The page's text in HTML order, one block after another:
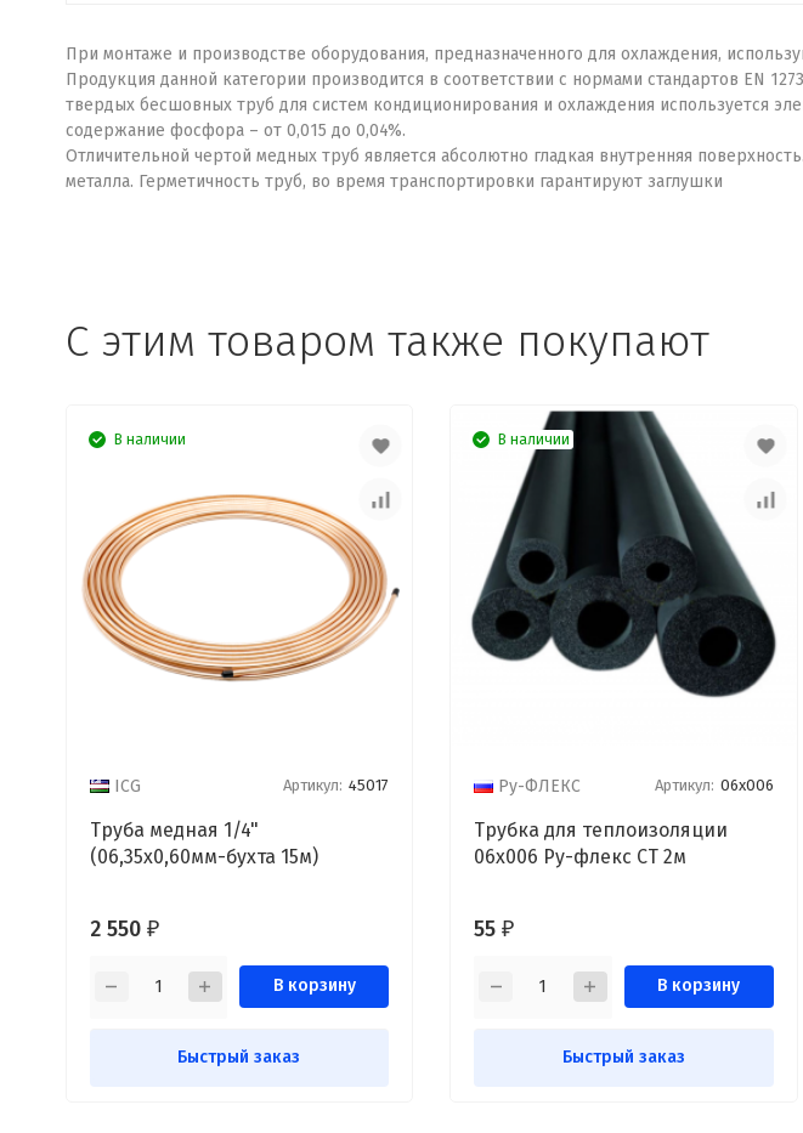
При монтаже и производстве оборудования, предназначенного для охлаждения,
Продукция данной категории производится в соответствии с нормами стандартов EN
твердых бесшовных труб для систем кондиционирования и охлаждения используется
содержание фосфора – от 0,015 до 0,04%.
Отличительной чертой медных труб является абсолютно гладкая внутренняя
металла. Герметичность труб, во время транспортировки гарантируют заглушки
C этим товаром также покупают
В наличии
ICG Артикул: 45017
Труба медная 1/4"
(06,35х0,60мм-бухта 15м)
2 550 ₽
В корзину
Быстрый заказ
В наличии
Ру-ФЛЕКС Артикул: 06х006
Трубка для теплоизоляции
06х006 Ру-флекс СТ 2м
55₽
В корзину
Быстрый заказ